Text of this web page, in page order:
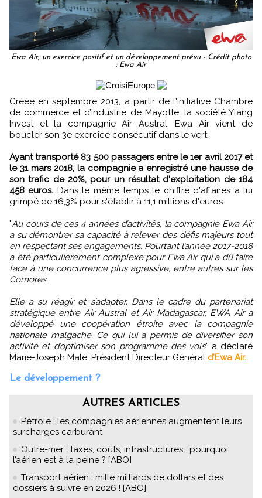
Ewa Air, un exercice positif et un développement prévu - Crédit photo
: Ewa Air
Créée en septembre 2013, à partir de l'initiative Chambre
de commerce et d’industrie de Mayotte, la société Ylang
Invest et la compagnie Air Austral, Ewa Air vient de
boucler son 3e exercice consécutif dans le vert.
Ayant transporté 83 500 passagers entre le 1er avril 2017 et
le 31 mars 2018, la compagnie a enregistré une hausse de
son trafic de 20%, pour un résultat d'exploitation de 184
458 euros. Dans le même temps le chiffre d'affaires a lui
grimpé de 16,3% pour s'établir à 11,1 millions d'euros.
"Au cours de ces 4 années d’activités, la compagnie Ewa Air
a su démontrer sa capacité à relever des défis majeurs tout
en respectant ses engagements. Pourtant l’année 2017-2018
a été particulièrement complexe pour Ewa Air qui a dû faire
face à une concurrence plus agressive, entre autres sur les
Comores.
Elle a su réagir et s’adapter. Dans le cadre du partenariat
stratégique entre Air Austral et Air Madagascar, EWA Air a
développé une coopération étroite avec la compagnie
nationale malgache. Ce qui lui a permis de diversifier son
activité et d’optimiser son programme des vols" a déclaré
Marie-Joseph Malé, Président Directeur Général d’Ewa Air.
Le développement ?
AUTRES ARTICLES
Pétrole : les compagnies aériennes augmentent leurs
surcharges carburant
Outre-mer : taxes, coûts, infrastructures… pourquoi
l’aérien est à la peine ? [ABO]
Transport aérien : mille milliards de dollars et des
dossiers à suivre en 2026 ! [ABO]